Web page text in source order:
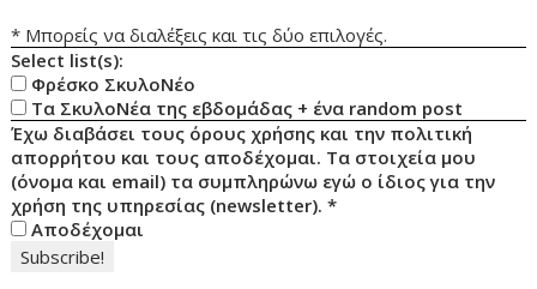
* Μπορείς να διαλέξεις και τις δύο επιλογές.
Select list(s):
Φρέσκο ΣκυλοΝέο
Τα ΣκυλοΝέα της εβδομάδας + ένα random post
Έχω διαβάσει τους όρους χρήσης και την πολιτική
απορρήτου και τους αποδέχομαι. Τα στοιχεία μου
(όνομα και email) τα συμπληρώνω εγώ ο ίδιος για την
χρήση της υπηρεσίας (newsletter).*
Αποδέχομαι